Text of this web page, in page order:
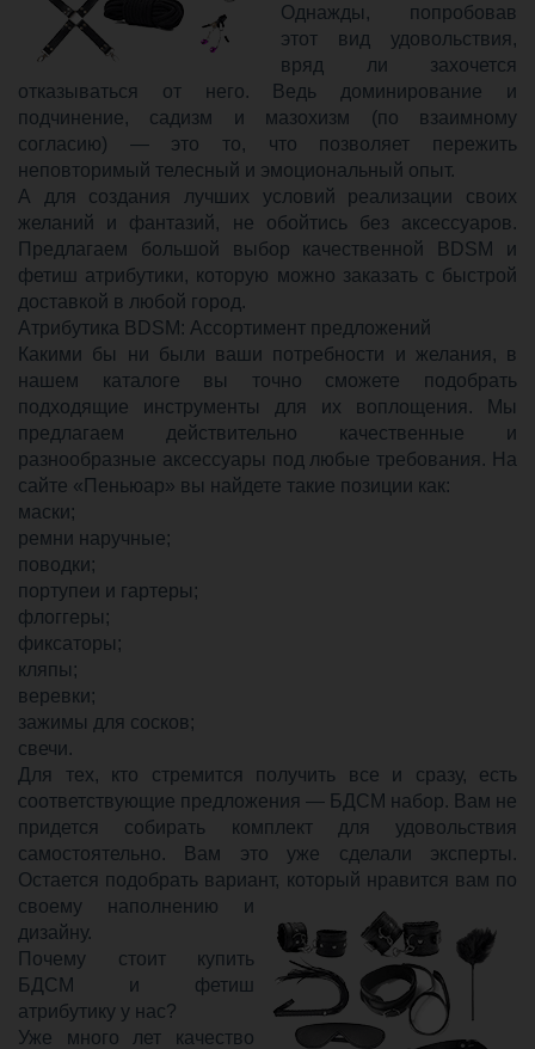
Однажды, попробовав
этот вид удовольствия,
вряд ли захочется
отказываться от него. Ведь доминирование и
подчинение, садизм и мазохизм (по взаимному
согласию) — это то, что позволяет пережить
неповторимый телесный и эмоциональный опыт.
А для создания лучших условий реализации своих
желаний и фантазий, не обойтись без аксессуаров.
Предлагаем большой выбор качественной BDSM и
фетиш атрибутики, которую можно заказать с быстрой
доставкой в ​​любой город.
Атрибутика BDSM: Ассортимент предложений
Какими бы ни были ваши потребности и желания, в
нашем каталоге вы точно сможете подобрать
подходящие инструменты для их воплощения. Мы
предлагаем действительно качественные и
разнообразные аксессуары под любые требования. На
сайте «Пеньюар» вы найдете такие позиции как:
маски;
ремни наручные;
поводки;
портупеи и гартеры;
флоггеры;
фиксаторы;
кляпы;
веревки;
зажимы для сосков;
свечи.
Для тех, кто стремится получить все и сразу, есть
соответствующие предложения — БДСМ набор. Вам не
придется собирать комплект для удовольствия
самостоятельно. Вам это уже сделали эксперты.
Остается подобрать вариант, который нравится вам по
своему наполнению и
дизайну.
Почему стоит купить
БДСМ и фетиш
атрибутику у нас?
Уже много лет качество